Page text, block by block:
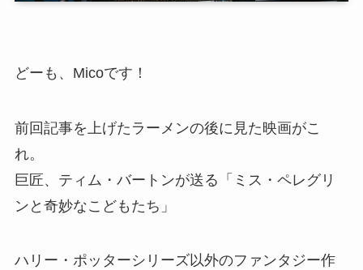
どーも、Micoです！
前回記事を上げたラーメンの後に見た映画がこ
れ。
巨匠、ティム・バートンが送る「ミス・ペレグリ
ンと奇妙なこどもたち」
ハリー・ポッターシリーズ以外のファンタジー作